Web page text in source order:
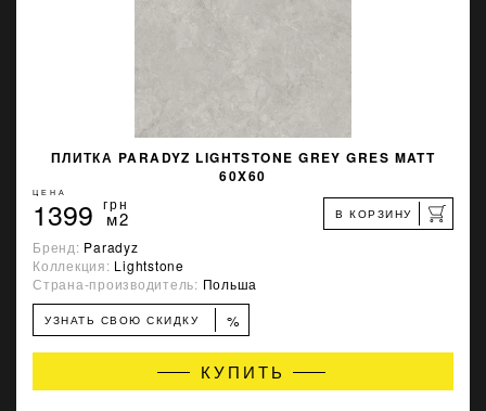
ПЛИТКА PARADYZ LIGHTSTONE GREY GRES MATT
60X60
ЦЕНА
1399 грн
м2 В КОРЗИНУ
Бренд: Paradyz
Коллекция: Lightstone
Страна-производитель: Польша
УЗНАТЬ СВОЮ СКИДКУ %
КУПИТЬ